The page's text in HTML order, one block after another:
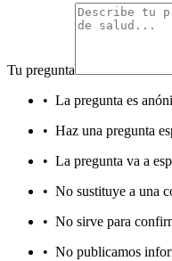
Tu pregunta
• La pregunta es
• Haz una pregunta
• La pregunta va a
• No sustituye a una
• No sirve para
• No publicamos